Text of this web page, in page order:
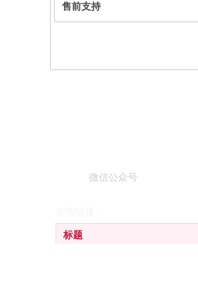
售前支持
标题
微信公众号